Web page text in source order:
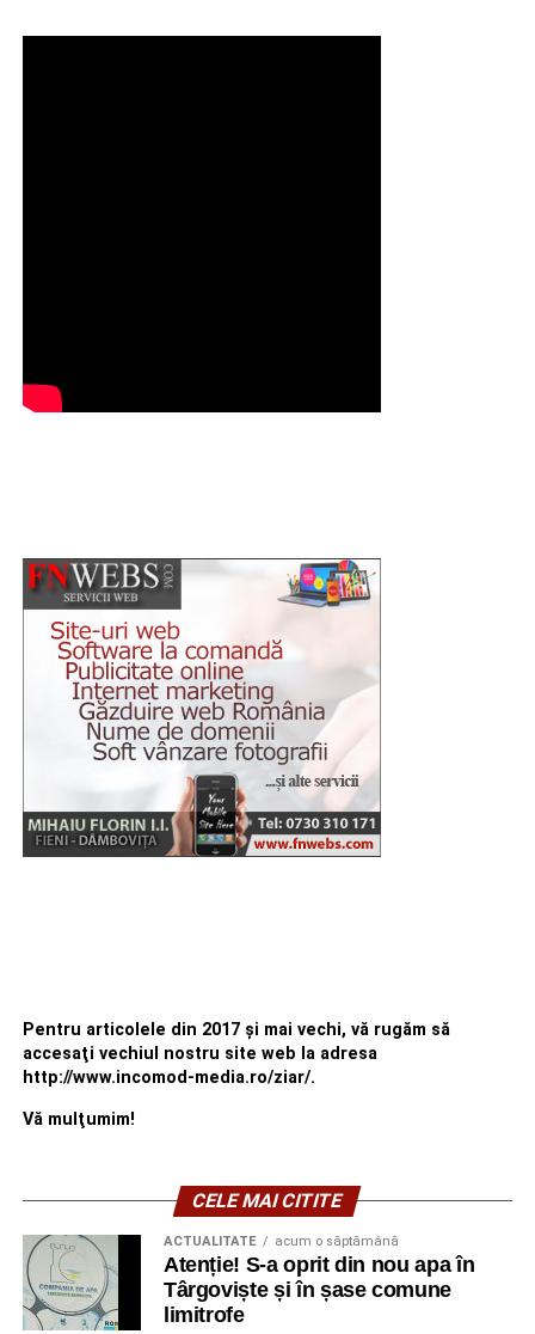
Pentru articolele din 2017 şi mai vechi, vă rugăm să
accesaţi vechiul nostru site web la adresa
http://www.incomod-media.ro/ziar/.
Vă mulţumim!
CELE MAI CITITE
ACTUALITATE acum o săptămână
Atenție! S-a oprit din nou apa în
Târgoviște și în șase comune
limitrofe